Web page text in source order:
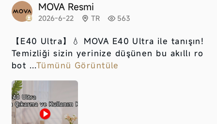
MOVA Resmi
2026-6-22 TR 563
【E40 Ultra】
💧 MOVA E40 Ultra ile tanışın!
Temizliği sizin yerinize düşünen bu akıllı ro
bot ...Tümünü Görüntüle